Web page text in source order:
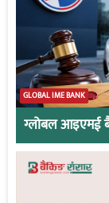
GLOBAL IME BANK
ग्लोबल आइएमई